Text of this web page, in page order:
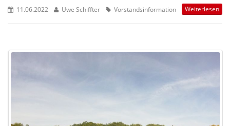
11.06.2022 Uwe Schiffter Vorstandsinformation Weiterlesen